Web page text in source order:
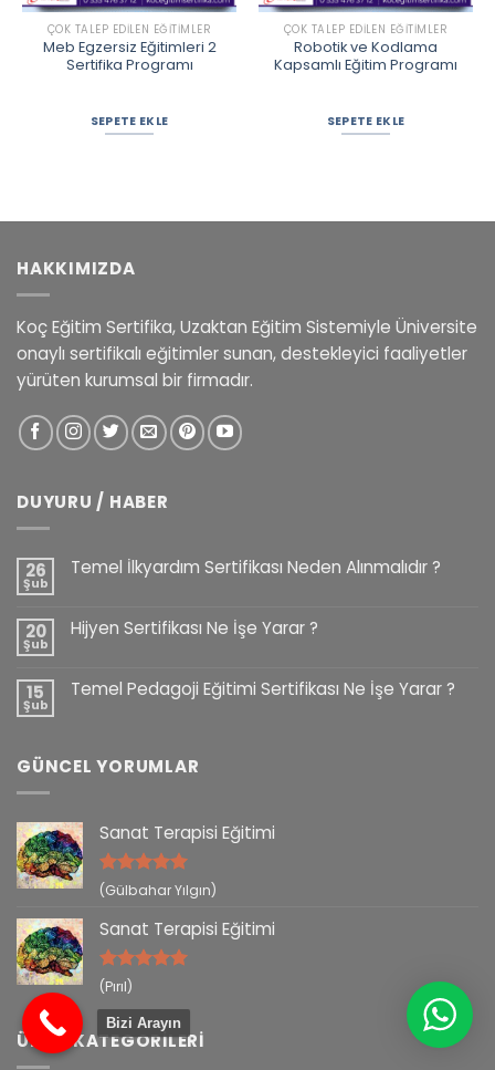
ÇOK TALEP EDILEN EĞITIMLER
Meb Egzersiz Eğitimleri 2
Sertifika Programı
SEPETE EKLE
ÇOK TALEP EDILEN EĞITIMLER
Robotik ve Kodlama
Kapsamlı Eğitim Programı
SEPETE EKLE
HAKKIMIZDA
Koç Eğitim Sertifika, Uzaktan Eğitim Sistemiyle Üniversite
onaylı sertifikalı eğitimler sunan, destekleyici faaliyetler
yürüten kurumsal bir firmadır.
DUYURU / HABER
26
Şub
Temel İlkyardım Sertifikası Neden Alınmalıdır ?
20
Şub
Hijyen Sertifikası Ne İşe Yarar ?
15
Şub
Temel Pedagoji Eğitimi Sertifikası Ne İşe Yarar ?
GÜNCEL YORUMLAR
Sanat Terapisi Eğitimi
5 üzerinden
(Gülbahar Yılgın)
Sanat Terapisi Eğitimi
5 üzerinden
(Pırıl)
ÜRÜN KATEGORILERI
Bizi Arayın